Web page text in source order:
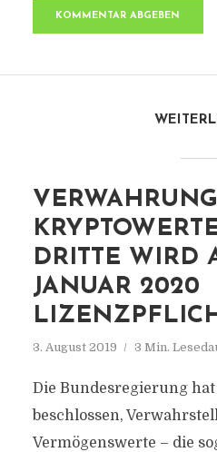
DRITTE WIRD
JANUAR 2020
3. August 2019 3 Min.
Die Bundesregierung hat
beschlossen,
Vermögenswerte – die